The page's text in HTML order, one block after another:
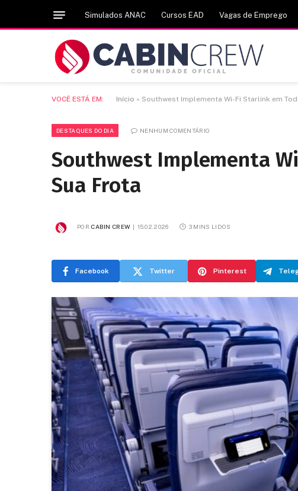
Simulados ANAC Cursos EAD Vagas de Emprego
VOCÊ ESTÁ EM: Início » Southwest Implementa Wi-Fi Starlink em
DESTAQUES DO DIA NENHUM COMENTÁRIO
Southwest Implementa
Sua Frota
POR CABIN CREW 15.02.2026 3 MINS LIDOS
Facebook Twitter Pinterest